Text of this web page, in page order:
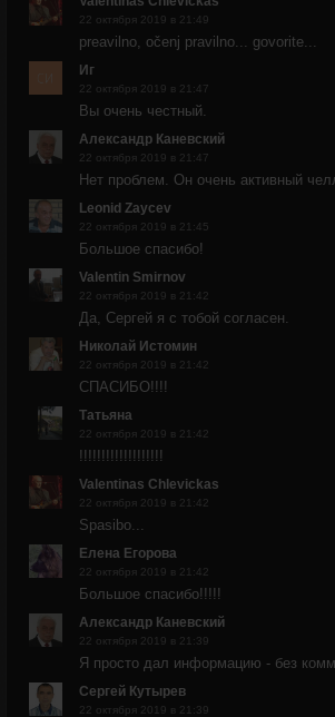
22 октября 2019 в 21:49
preavilno, očenj pravilno... govorite...
Иг
22 октября 2019 в 21:47
Вы очень честный.
Александр Каневский
22 октября 2019 в 21:47
Нет проблем. Он очень активный
Leonid Zaycev
22 октября 2019 в 21:45
Большое спасибо!
Valentin Smirnov
22 октября 2019 в 21:42
Да, Сергей я с тобой согласен.
Николай Истомин
22 октября 2019 в 21:42
СПАСИБО!!!!
Татьяна
22 октября 2019 в 21:42
!!!!!!!!!!!!!!!!!!!
Valentinas Chlevickas
22 октября 2019 в 21:42
Spasibo...
Елена Егорова
22 октября 2019 в 21:42
Большое спасибо!!!!!
Александр Каневский
22 октября 2019 в 21:39
Я просто дал информацию - без
Сергей Кутырев
22 октября 2019 в 21:39